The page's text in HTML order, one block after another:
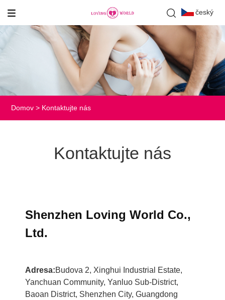
český
Domov > Kontaktujte nás
Kontaktujte nás
Shenzhen Loving World Co.,
Ltd.
Adresa:Budova 2, Xinghui Industrial Estate,
Yanchuan Community, Yanluo Sub-District,
Baoan District, Shenzhen City, Guangdong